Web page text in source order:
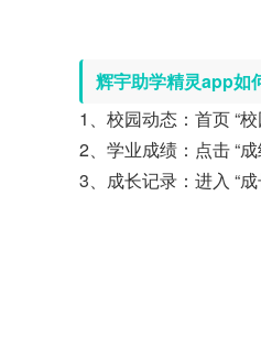
辉宇助学精灵app如
1、校园动态：首页 “
2、学业成绩：点击 “
3、成长记录：进入 “